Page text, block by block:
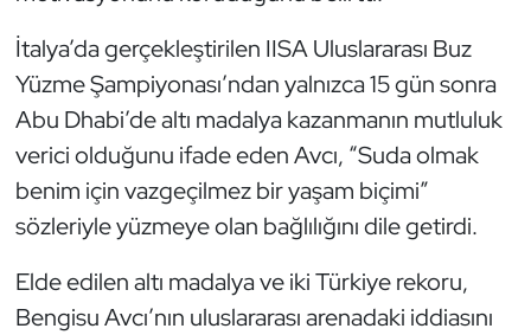
İtalya’da gerçekleştirilen IISA Uluslararası Buz
Yüzme Şampiyonası’ndan yalnızca 15 gün sonra
Abu Dhabi’de altı madalya kazanmanın mutluluk
verici olduğunu ifade eden Avcı, “Suda olmak
benim için vazgeçilmez bir yaşam biçimi”
sözleriyle yüzmeye olan bağlılığını dile getirdi.
Elde edilen altı madalya ve iki Türkiye rekoru,
Bengisu Avcı’nın uluslararası arenadaki iddiasını
Triatlon
Voleybol
Vücut Geliştirme Fitness
Wushu Kungfu
Yelken